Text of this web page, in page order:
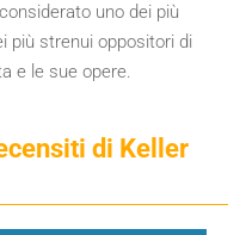
uno dei più
più strenui oppositori di
e le sue opere.
di Keller